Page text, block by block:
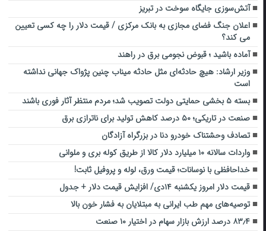
آتش‌سوزی جایگاه سوخت در تبریز
اعلان جنگ فضای مجازی به بانک مرکزی / قیمت دلار را چه کسی تعیین
می کند؟
آماده باشید ؛ قبوض نجومی برق در راهند
وزیر ارشاد: هیچ حادثه‌ای‌ مثل حادثه میناب چنین پژواک جهانی نداشته
است
بسته ۵ بخشی حمایتی دولت تصویب شد؛ مردم منتظر آثار فوری باشند
صنعت در تاریکی؛ ۵۰ درصد کاهش تولید برای ناترازی برق
تصادف وحشتناک خودرو دنا در بزرگراه آزادگان
واردات سالانه ۱۰ میلیارد دلار کالا از طریق کوله بری و ملوانی
خداحافظی با نوسانات؛ قیمت ورق، لوله و پروفیل ثابت!
قیمت دلار امروز یکشنبه ۱۴دی/ افزایش قیمت دلار + جدول
توصیه‌های مهم طب ایرانی به مبتلایان به فشار خون بالا
۸۳٫۴ درصد ارزش بازار سهام در اختیار ۱۰ صنعت